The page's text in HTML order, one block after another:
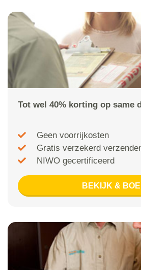
Tot wel 40% korting op same
Geen voorrijkosten
Gratis verzekerd
NIWO gecertificeerd
BEKIJK &